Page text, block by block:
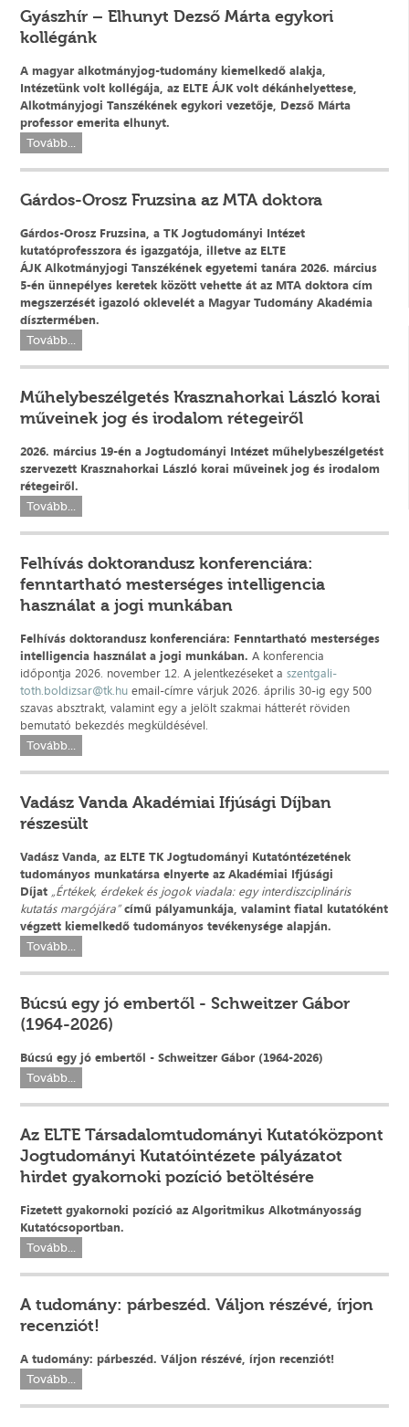
Gyászhír – Elhunyt Dezső Márta egykori
kollégánk
A magyar alkotmányjog-tudomány kiemelkedő alakja,
Intézetünk volt kollégája, az ELTE ÁJK volt dékánhelyettese,
Alkotmányjogi Tanszékének egykori vezetője, Dezső Márta
professor emerita elhunyt.
Tovább...
Gárdos-Orosz Fruzsina az MTA doktora
Gárdos-Orosz Fruzsina, a TK Jogtudományi Intézet
kutatóprofesszora és igazgatója, illetve az ELTE
ÁJK Alkotmányjogi Tanszékének egyetemi tanára 2026. március
5-én ünnepélyes keretek között vehette át az MTA doktora cím
megszerzését igazoló oklevelét a Magyar Tudomány Akadémia
dísztermében.
Tovább...
Műhelybeszélgetés Krasznahorkai László korai
műveinek jog és irodalom rétegeiről
2026. március 19-én a Jogtudományi Intézet műhelybeszélgetést
szervezett Krasznahorkai László korai műveinek jog és irodalom
rétegeiről.
Tovább...
Felhívás doktorandusz konferenciára:
fenntartható mesterséges intelligencia
használat a jogi munkában
Felhívás doktorandusz konferenciára: Fenntartható mesterséges
intelligencia használat a jogi munkában.A konferencia
időpontja 2026. november 12. A jelentkezéseket aszentgali-
toth.boldizsar@tk.hu email-címre várjuk 2026. április 30-ig egy 500
szavas absztrakt, valamint egy a jelölt szakmai hátterét röviden
bemutató bekezdés megküldésével.
Tovább...
Vadász Vanda Akadémiai Ifjúsági Díjban
részesült
Vadász Vanda, az ELTE TK Jogtudományi Kutatóntézetének
tudományos munkatársa elnyerte az Akadémiai Ifjúsági
Díjat „Értékek, érdekek és jogok viadala: egy interdiszciplináris
kutatás margójára”című pályamunkája, valamint fiatal kutatóként
végzett kiemelkedő tudományos tevékenysége alapján.
Tovább...
Búcsú egy jó embertől - Schweitzer Gábor
(1964-2026)
Búcsú egy jó embertől - Schweitzer Gábor (1964-2026)
Tovább...
Az ELTE Társadalomtudományi Kutatóközpont
Jogtudományi Kutatóintézete pályázatot
hirdet gyakornoki pozíció betöltésére
Fizetett gyakornoki pozíció az Algoritmikus Alkotmányosság
Kutatócsoportban.
Tovább...
A tudomány: párbeszéd. Váljon részévé, írjon
recenziót!
A tudomány: párbeszéd. Váljon részévé, írjon recenziót!
Tovább...